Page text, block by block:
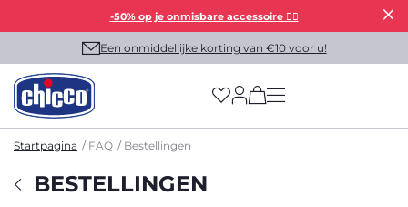
-50% op je onmisbare accessoire 👯‍♀️
Een onmiddellijke korting van €10 voor u!
(has more options
Startpagina FAQ Bestellingen
BESTELLINGEN